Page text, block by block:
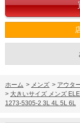
ホーム > メンズ > アウタ
> 大きいサイズ メンズ
1273-5305-2 3L 4L 5L 6L